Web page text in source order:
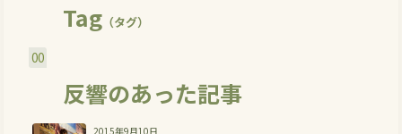
Tag（タグ）
00
反響のあった記事
2015年9月10日